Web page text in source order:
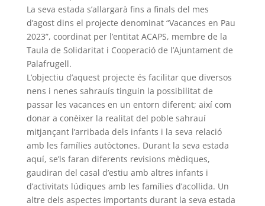
La seva estada s’allargarà fins a finals del mes
d’agost dins el projecte denominat “Vacances en Pau
2023”, coordinat per l’entitat ACAPS, membre de la
Taula de Solidaritat i Cooperació de l’Ajuntament de
Palafrugell.
L’objectiu d’aquest projecte és facilitar que diversos
nens i nenes sahrauís tinguin la possibilitat de
passar les vacances en un entorn diferent; així com
donar a conèixer la realitat del poble sahrauí
mitjançant l’arribada dels infants i la seva relació
amb les famílies autòctones. Durant la seva estada
aquí, se’ls faran diferents revisions mèdiques,
gaudiran del casal d’estiu amb altres infants i
d’activitats lúdiques amb les famílies d’acollida. Un
altre dels aspectes importants durant la seva estada